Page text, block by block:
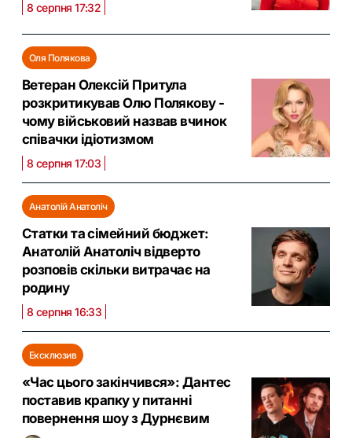
8 серпня 17:32
Оля Полякова
Ветеран Олексій Притула
розкритикував Олю Полякову -
чому військовий назвав вчинок
співачки ідіотизмом
8 серпня 17:03
Анатолій Анатоліч
Статки та сімейний бюджет:
Анатолій Анатоліч відверто
розповів скільки витрачає на
родину
8 серпня 16:33
Ексклюзив
«Час цього закінчився»: Дантес
поставив крапку у питанні
повернення шоу з Дурнєвим